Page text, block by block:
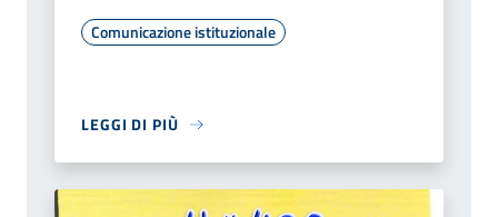
Comunicazione istituzionale
LEGGI DI PIÙ